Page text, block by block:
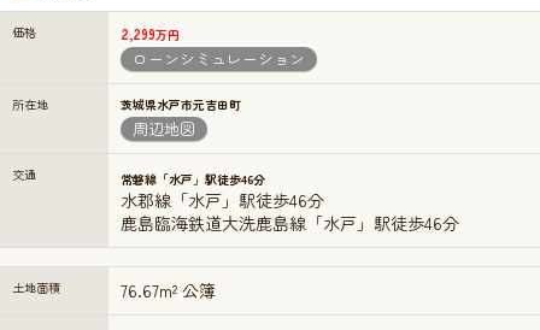
価格 2,299万円
ローンシミュレーション
所在地 茨城県水戸市元吉田町
周辺地図
交通 常磐線「水戸」駅徒歩46分
水郡線「水戸」駅徒歩46分
鹿島臨海鉄道大洗鹿島線「水戸」駅徒歩46分
土地面積 76.67m² 公簿